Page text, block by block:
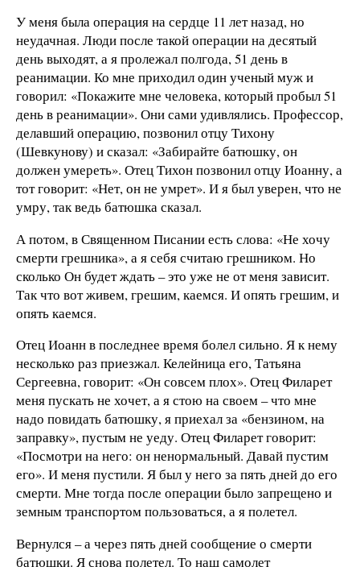
У меня была операция на сердце 11 лет назад, но
неудачная. Люди после такой операции на десятый
день выходят, а я пролежал полгода, 51 день в
реанимации. Ко мне приходил один ученый муж и
говорил: «Покажите мне человека, который пробыл 51
день в реанимации». Они сами удивлялись. Профессор,
делавший операцию, позвонил отцу Тихону
(Шевкунову) и сказал: «Забирайте батюшку, он
должен умереть». Отец Тихон позвонил отцу Иоанну, а
тот говорит: «Нет, он не умрет». И я был уверен, что не
умру, так ведь батюшка сказал.
А потом, в Священном Писании есть слова: «Не хочу
смерти грешника», а я себя считаю грешником. Но
сколько Он будет ждать – это уже не от меня зависит.
Так что вот живем, грешим, каемся. И опять грешим, и
опять каемся.
Отец Иоанн в последнее время болел сильно. Я к нему
несколько раз приезжал. Келейница его, Татьяна
Сергеевна, говорит: «Он совсем плох». Отец Филарет
меня пускать не хочет, а я стою на своем – что мне
надо повидать батюшку, я приехал за «бензином, на
заправку», пустым не уеду. Отец Филарет говорит:
«Посмотри на него: он ненормальный. Давай пустим
его». И меня пустили. Я был у него за пять дней до его
смерти. Мне тогда после операции было запрещено и
земным транспортом пользоваться, а я полетел.
Вернулся – а через пять дней сообщение о смерти
батюшки. Я снова полетел. То наш самолет